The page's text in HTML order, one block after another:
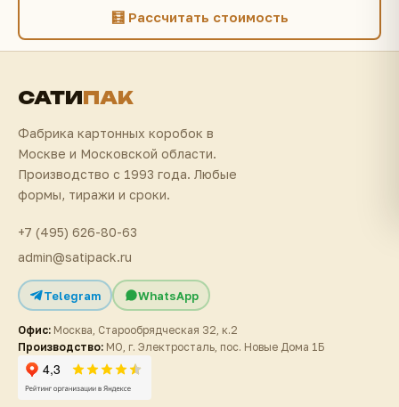
🧮 Рассчитать стоимость
САТИПАК
Фабрика картонных коробок в
Москве и Московской области.
Производство с 1993 года. Любые
формы, тиражи и сроки.
+7 (495) 626-80-63
admin@satipack.ru
Telegram WhatsApp
Офис: Москва, Старообрядческая 32, к.2
Производство: МО, г. Электросталь, пос. Новые Дома 1Б